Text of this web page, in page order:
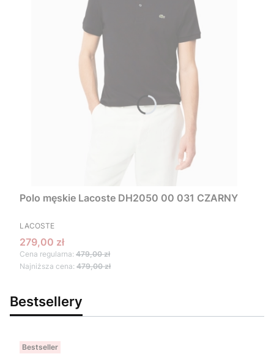
Polo męskie Lacoste DH2050 00 031 CZARNY
PRODUCENT
LACOSTE
Cena promocyjna
279,00 zł
Cena regularna: 479,00 zł
Najniższa cena: 479,00 zł
Bestsellery
Bestseller